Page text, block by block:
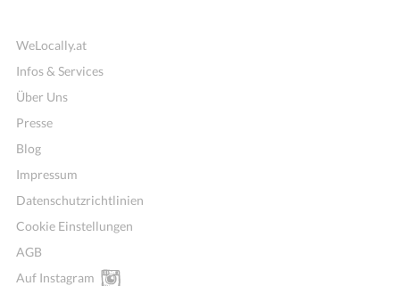
WeLocally.at
Infos & Services
Über Uns
Presse
Blog
Impressum
Datenschutzrichtlinien
Cookie Einstellungen
AGB
Auf Instagram